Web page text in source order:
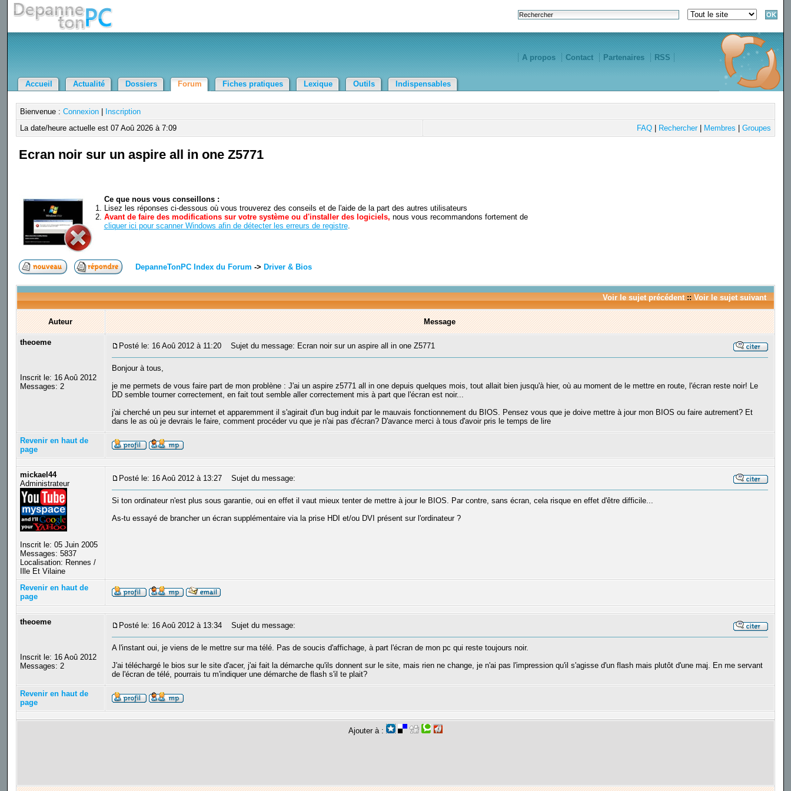
A propos Contact Partenaires RSS
Accueil Actualité Dossiers Forum Fiches pratiques Lexique Outils Indispensables
Bienvenue : Connexion|
Inscription
La date/heure actuelle est 07 Aoû 2026 à 7:09
FAQ| Rechercher| Membres Groupes
Ecran noir sur un aspire all in one Z5771
Ce que nous vous conseillons :
Lisez les réponses ci-dessous où vous trouverez des conseils et de l'aide de la part des autres utilisateurs
Avant de faire des modifications sur votre système ou d'installer des logiciels, nous vous recommandons fortement de
cliquer ici pour scanner Windows afin de détecter les erreurs de registre.
DepanneTonPC Index du Forum -> Driver & Bios
Voir le sujet précédent:: Voir le sujet suivant
Auteur Message
theoeme
Inscrit le: 16 Aoû 2012
Messages: 2
Posté le: 16 Aoû 2012 à 11:20 Sujet du message: Ecran noir sur un aspire all in one Z5771
Bonjour à tous,
je me permets de vous faire part de mon problène : J'ai un aspire z5771 all in one depuis quelques mois, tout allait bien jusqu'à hier, où au moment de le mettre en route, l'écran reste noir! Le
DD semble tourner correctement, en fait tout semble aller correctement mis à part que l'écran est noir...
j'ai cherché un peu sur internet et apparemment il s'agirait d'un bug induit par le mauvais fonctionnement du BIOS. Pensez vous que je doive mettre à jour mon BIOS ou faire autrement? Et
dans le as où je devrais le faire, comment procéder vu que je n'ai pas d'écran? D'avance merci à tous d'avoir pris le temps de lire
Revenir en haut de
page
mickael44
Administrateur
Inscrit le: 05 Juin 2005
Messages: 5837
Localisation: Rennes /
Ille Et Vilaine
Posté le: 16 Aoû 2012 à 13:27 Sujet du message:
Si ton ordinateur n'est plus sous garantie, oui en effet il vaut mieux tenter de mettre à jour le BIOS. Par contre, sans écran, cela risque en effet d'être difficile...
As-tu essayé de brancher un écran supplémentaire via la prise HDI et/ou DVI présent sur l'ordinateur ?
Revenir en haut de
page
theoeme
Inscrit le: 16 Aoû 2012
Messages: 2
Posté le: 16 Aoû 2012 à 13:34 Sujet du message:
A l'instant oui, je viens de le mettre sur ma télé. Pas de soucis d'affichage, à part l'écran de mon pc qui reste toujours noir.
J'ai téléchargé le bios sur le site d'acer, j'ai fait la démarche qu'ils donnent sur le site, mais rien ne change, je n'ai pas l'impression qu'il s'agisse d'un flash mais plutôt d'une maj. En me servant
de l'écran de télé, pourrais tu m'indiquer une démarche de flash s'il te plait?
Revenir en haut de
page
Ajouter à :